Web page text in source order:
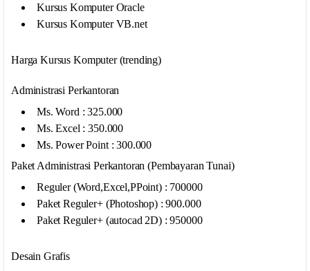
Kursus Komputer Oracle
Kursus Komputer VB.net
Harga Kursus Komputer (trending)
Administrasi Perkantoran
Ms. Word : 325.000
Ms. Excel : 350.000
Ms. Power Point : 300.000
Paket Administrasi Perkantoran (Pembayaran Tunai)
Reguler (Word,Excel,PPoint) : 700000
Paket Reguler+ (Photoshop) : 900.000
Paket Reguler+ (autocad 2D) : 950000
Desain Grafis